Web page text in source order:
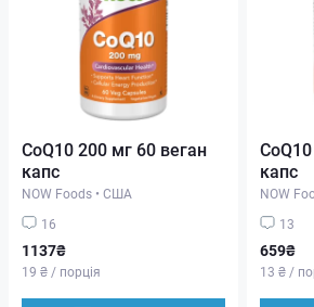
CoQ10 200 мг 60 веган
капс
NOW Foods • США
16
1137₴
19 ₴ / порція
капс
NOW
13
659₴
13 ₴ /